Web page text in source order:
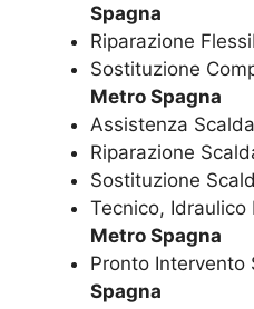
Spagna
Riparazione
Sostituzione
Metro Spagna
Assistenza
Riparazione
Sostituzione
Tecnico, Idraulico
Metro Spagna
Pronto Intervento
Spagna